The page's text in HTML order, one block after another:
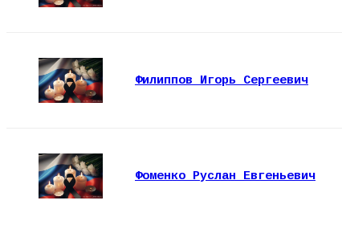
Филиппов Игорь Сергеевич
Фоменко Руслан Евгеньевич